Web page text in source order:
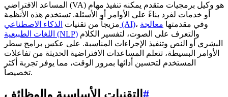
المساعد الافتراضي (VA) هو وكيل برمجيات متقدم يمكنه تنفيذ مهام
أو خدمات لفرد بناءً على الأوامر أو الأسئلة. تستخدم هذه الأنظمة
مزيجاً من تقنيات الذكاء الاصطناعي (AI) ، وفي مقدمتها معالجة
اللغات الطبيعية (NLP)
البشري أو النص وتنفيذ الإجراءات المناسبة. على عكس برامج سطر
الأوامر البسيطة، تتعلم المساعدات الافتراضية الحديثة من تفاعلات
المستخدم لتحسين أدائها بمرور الوقت، مما يوفر تجربة أكثر
تخصيصاً.